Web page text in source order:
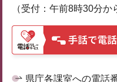
（受付：午前8時30分か
県庁各課室への電話